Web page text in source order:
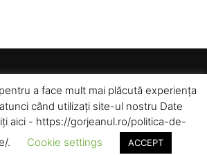
rezervate pentru Gorjeanul SA
a face mult mai plăcută experiența
când utilizați site-ul nostru Date
aici - https://gorjeanul.ro/politica-de-
.
Cookie settings ACCEPT